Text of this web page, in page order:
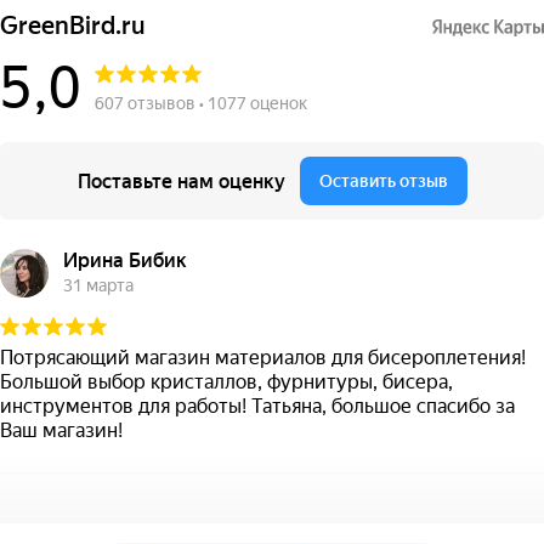
GreenBird.ru
5,0 607 отзывов • 1077 оценок
Поставьте нам оценку Оставить отзыв
Ирина Бибик
31 марта
Потрясающий магазин материалов для бисероплетения!
Большой выбор кристаллов, фурнитуры, бисера,
инструментов для работы! Татьяна, большое спасибо за
Ваш магазин!